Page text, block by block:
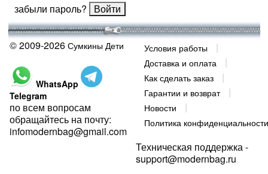
забыли пароль?
© 2009-2026 Сумкины Дети
WhatsApp
Telegram
по всем вопросам
обращайтесь на почту:
infomodernbag@gmail.com
Условия работы
Доставка и оплата
Как сделать заказ
Гарантии и возврат
Новости
Политика конфиденциальности
Техническая поддержка -
support@modernbag.ru